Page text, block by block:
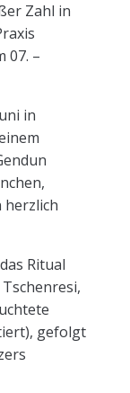
Zahl in
07. –
in
herzlich
Ritual
gefolgt